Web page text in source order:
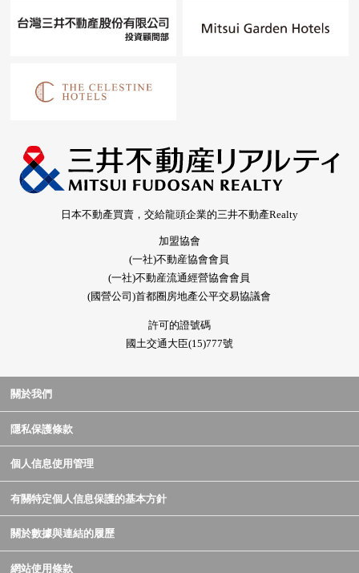
日本不動產買賣，交給龍頭企業的三井不動產Realty
加盟協會
(一社)不動産協會會員
(一社)不動産流通經營協會會員
(國營公司)首都圈房地產公平交易協議會
許可的證號碼
國土交通大臣(15)777號
關於我們
隱私保護條款
個人信息使用管理
有關特定個人信息保護的基本方針
關於數據與連結的履歷
網站使用條款